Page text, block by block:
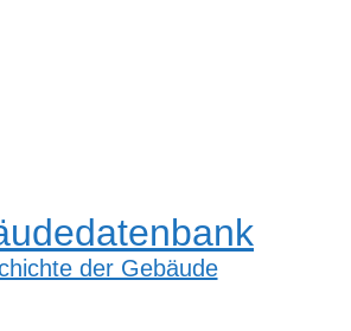
der Gebäude